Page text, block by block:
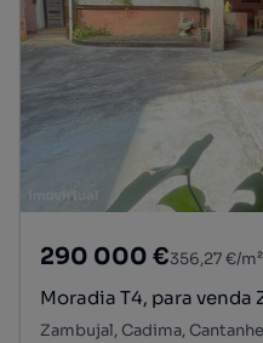
290 000 €356,27 €/m²
Moradia T4, para venda
Zambujal, Cadima,